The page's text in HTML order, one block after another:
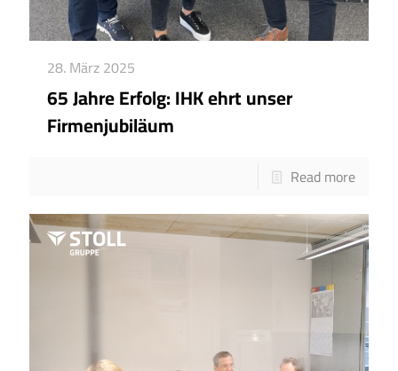
28. März 2025
65 Jahre Erfolg: IHK ehrt unser
Firmenjubiläum
Read more